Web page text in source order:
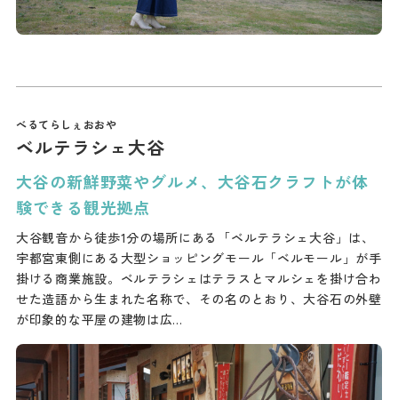
ベルテラシェ大谷
大谷の新鮮野菜やグルメ、大谷石クラフトが体
験できる観光拠点
大谷観音から徒歩1分の場所にある「ベルテラシェ大谷」は、
宇都宮東側にある大型ショッピングモール「ベルモール」が手
掛ける商業施設。ベルテラシェはテラスとマルシェを掛け合わ
せた造語から生まれた名称で、その名のとおり、大谷石の外壁
が印象的な平屋の建物は広…